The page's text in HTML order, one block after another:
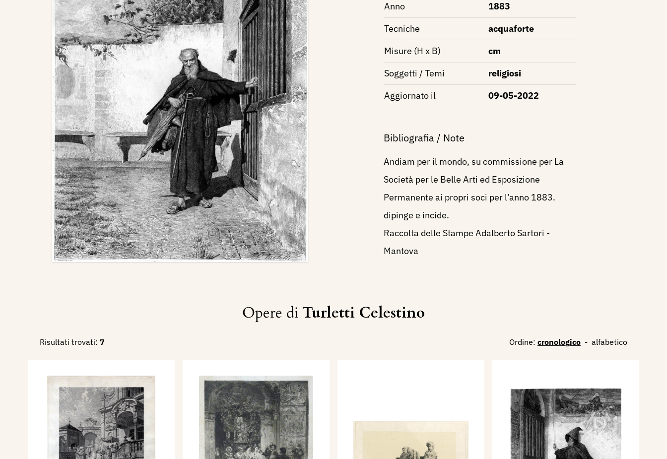
Anno
1883
Tecniche
acquaforte
Misure (H x B)
cm
Soggetti / Temi
religiosi
Aggiornato il
09-05-2022
Bibliografia / Note
Andiam per il mondo, su commissione per La
Società per le Belle Arti ed Esposizione
Permanente ai propri soci per l’anno 1883.
dipinge e incide.
Raccolta delle Stampe Adalberto Sartori -
Mantova
Opere di Turletti Celestino
Risultati trovati: 7 Ordine: cronologico - alfabetico